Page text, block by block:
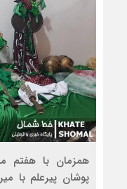
همزمان با هفتم
پوشان پیرعلم با